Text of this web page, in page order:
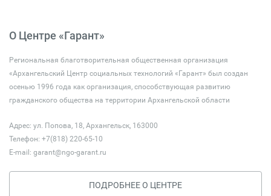
О Центре «Гарант»
Региональная благотворительная общественная организация
«Архангельский Центр социальных технологий «Гарант» был создан
осенью 1996 года как организация, способствующая развитию
гражданского общества на территории Архангельской области
Адрес: ул. Попова, 18, Архангельск, 163000
Телефон: +7(818) 220-65-10
E-mail: garant@ngo-garant.ru
ПОДРОБНЕЕ О ЦЕНТРЕ